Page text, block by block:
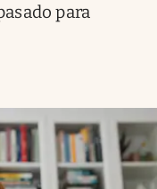
para